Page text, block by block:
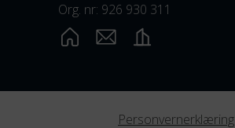
Org. nr: 926 930 311
Personvernerklæring